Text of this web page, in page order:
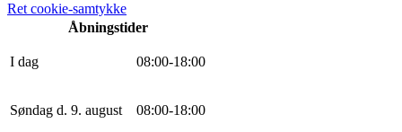
Ret cookie-samtykke
Åbningstider
I dag 08:00-18:00
Søndag d. 9. august 08:00-18:00